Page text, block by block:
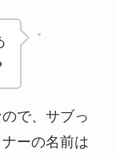
で、サブっ
ーの名前は